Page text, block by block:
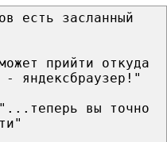
есть засланный
прийти откуда
яндексбраузер!"
вы точно